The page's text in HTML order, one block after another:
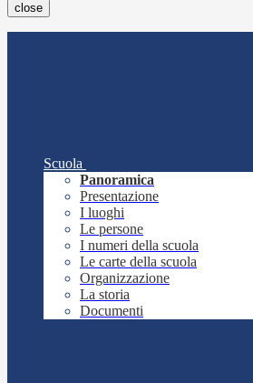
close
Scuola
Panoramica
Presentazione
I luoghi
Le persone
I numeri della scuola
Le carte della scuola
Organizzazione
La storia
Documenti